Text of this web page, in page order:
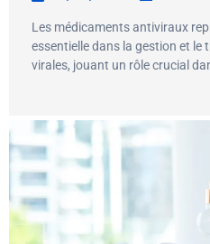
Les médicaments antiviraux
essentielle dans la gestion et
virales, jouant un rôle crucial